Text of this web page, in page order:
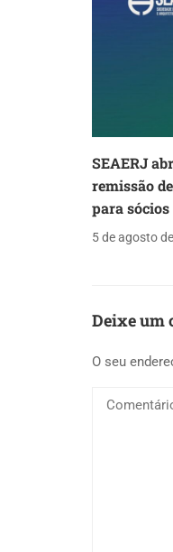
SEAERJ
remissão
para
5 de agosto
Deixe um
O seu